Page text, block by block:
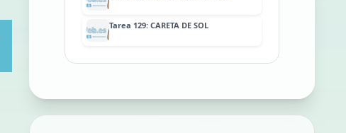
Tarea 129: CARETA DE SOL